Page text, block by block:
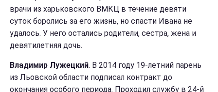
врачи из харьковского ВМКЦ в течение девяти
суток боролись за его жизнь, но спасти Ивана не
удалось. У него остались родители, сестра, жена и
девятилетняя дочь.
Владимир Лужецкий. В 2014 году 19-летний парень
из Льовской области подписал контракт до
окончания особого периода. Проходил службу в 24-й